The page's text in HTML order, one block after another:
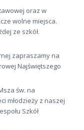
oraz w
wolne miejsca.
ze szkół.
zapraszamy na
Najświętszego
św. na
młodzieży z naszej
Szkół